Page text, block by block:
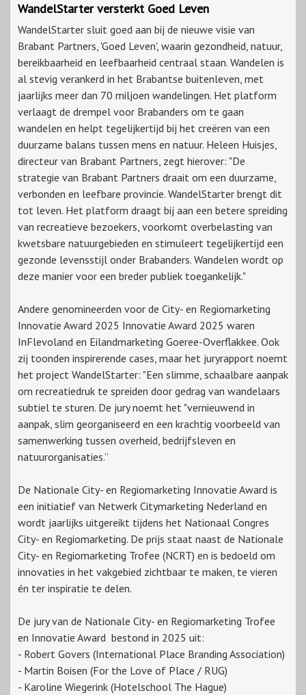
WandelStarter versterkt Goed Leven
WandelStarter sluit goed aan bij de nieuwe visie van
Brabant Partners, 'Goed Leven', waarin gezondheid, natuur,
bereikbaarheid en leefbaarheid centraal staan. Wandelen is
al stevig verankerd in het Brabantse buitenleven, met
jaarlijks meer dan 70 miljoen wandelingen. Het platform
verlaagt de drempel voor Brabanders om te gaan
wandelen en helpt tegelijkertijd bij het creëren van een
duurzame balans tussen mens en natuur. Heleen Huisjes,
directeur van Brabant Partners, zegt hierover: "De
strategie van Brabant Partners draait om een duurzame,
verbonden en leefbare provincie. WandelStarter brengt dit
tot leven. Het platform draagt bij aan een betere spreiding
van recreatieve bezoekers, voorkomt overbelasting van
kwetsbare natuurgebieden en stimuleert tegelijkertijd een
gezonde levensstijl onder Brabanders. Wandelen wordt op
deze manier voor een breder publiek toegankelijk."
Andere genomineerden voor de City- en Regiomarketing
Innovatie Award 2025 Innovatie Award 2025 waren
InFlevoland en Eilandmarketing Goeree-Overflakkee. Ook
zij toonden inspirerende cases, maar het juryrapport noemt
het project WandelStarter: "Een slimme, schaalbare aanpak
om recreatiedruk te spreiden door gedrag van wandelaars
subtiel te sturen. De jury noemt het "vernieuwend in
aanpak, slim georganiseerd en een krachtig voorbeeld van
samenwerking tussen overheid, bedrijfsleven en
natuurorganisaties.”
De Nationale City- en Regiomarketing Innovatie Award is
een initiatief van Netwerk Citymarketing Nederland en
wordt jaarlijks uitgereikt tijdens het Nationaal Congres
City- en Regiomarketing. De prijs staat naast de Nationale
City- en Regiomarketing Trofee (NCRT) en is bedoeld om
innovaties in het vakgebied zichtbaar te maken, te vieren
én ter inspiratie te delen.
De jury van de Nationale City- en Regiomarketing Trofee
en Innovatie Award bestond in 2025 uit:
- Robert Govers (International Place Branding Association)
- Martin Boisen (For the Love of Place / RUG)
- Karoline Wiegerink (Hotelschool The Hague)